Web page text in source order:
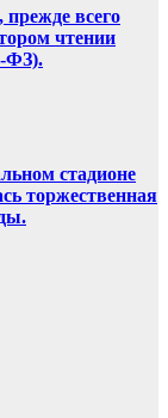
прежде всего
чтении
ФЗ).
стадионе
торжественная